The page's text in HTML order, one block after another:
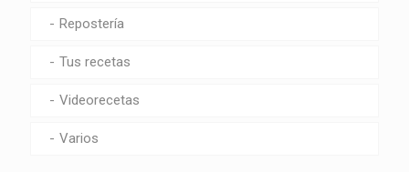
Repostería
Tus recetas
Videorecetas
Varios